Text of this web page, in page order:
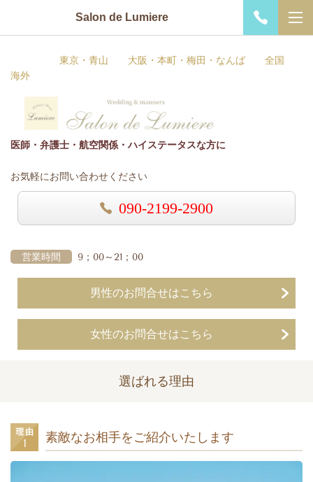
Salon de Lumiere
東京・青山 大阪・本町・梅田・なんば 全国
海外
医師・弁護士・航空関係・ハイステータスな方に
お気軽にお問い合わせください
090-2199-2900
営業時間 9；00～21；00
男性のお問合せはこちら
女性のお問合せはこちら
選ばれる理由
素敵なお相手をご紹介いたします